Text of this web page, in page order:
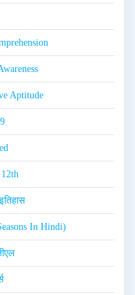
Aptitude
In Hindi)